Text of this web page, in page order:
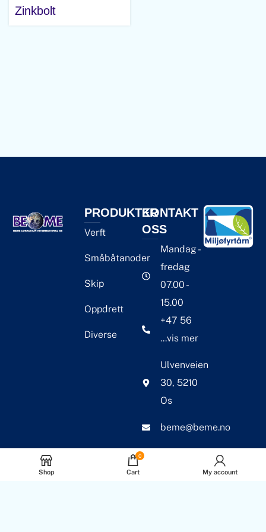
Zinkbolt
PRODUKTER
Verft
Småbåtanoder
Skip
Oppdrett
Diverse
KONTAKT
OSS
Mandag -
fredag
07.00 -
15.00
+47 56
...vis mer
Ulvenveien
30, 5210
Os
beme@beme.no
Shop
0
Cart My account